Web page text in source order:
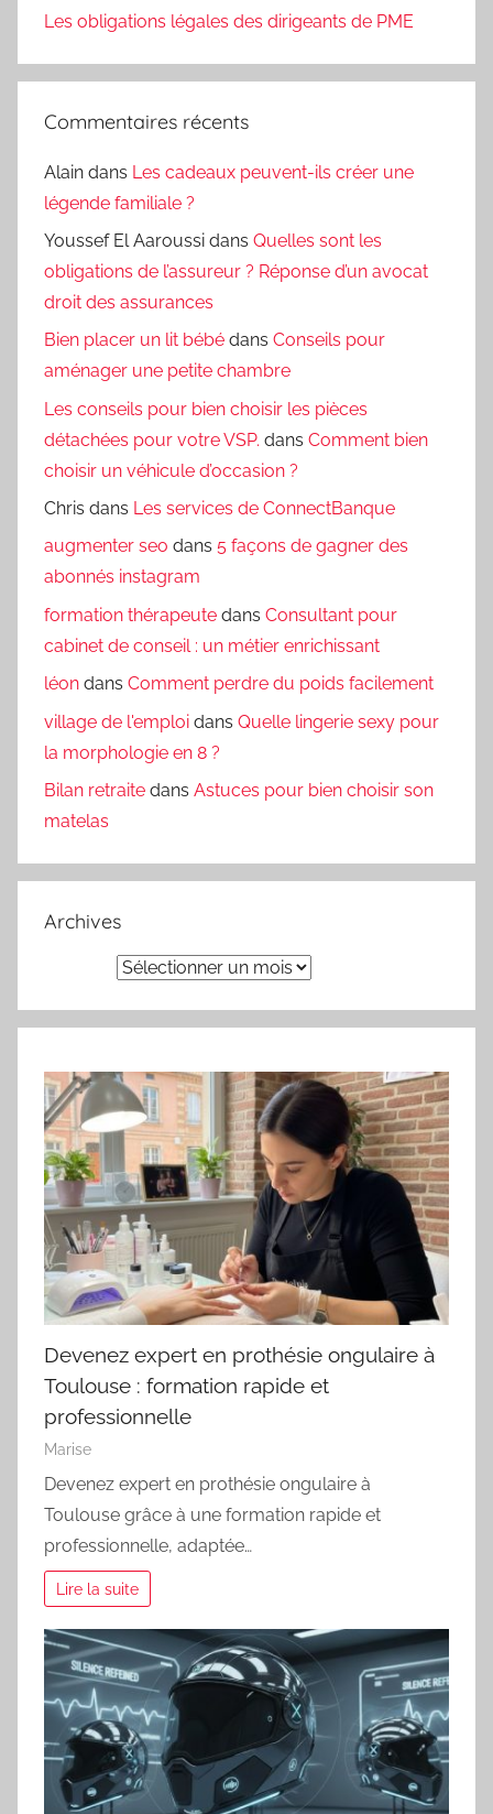
Les obligations légales des dirigeants de PME
Commentaires récents
Alain dans Les cadeaux peuvent-ils créer une
légende familiale ?
Youssef El Aaroussi dans Quelles sont les
obligations de l’assureur ? Réponse d’un avocat
droit des assurances
Bien placer un lit bébé dans Conseils pour
aménager une petite chambre
Les conseils pour bien choisir les pièces
détachées pour votre VSP. dans Comment bien
choisir un véhicule d’occasion ?
Chris dans Les services de ConnectBanque
augmenter seo dans 5 façons de gagner des
abonnés instagram
formation thérapeute dans Consultant pour
cabinet de conseil : un métier enrichissant
léon dans Comment perdre du poids facilement
village de l'emploi dans Quelle lingerie sexy pour
la morphologie en 8 ?
Bilan retraite dans Astuces pour bien choisir son
matelas
Archives
Devenez expert en prothésie ongulaire à
Toulouse : formation rapide et
professionnelle
Marise
Devenez expert en prothésie ongulaire à
Toulouse grâce à une formation rapide et
professionnelle, adaptée…
Lire la suite